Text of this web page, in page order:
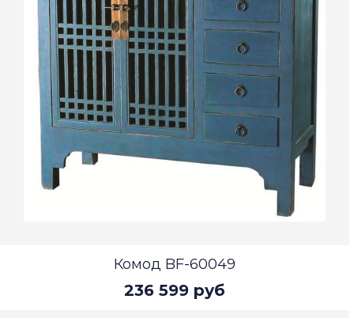
Комод BF-60049
236 599 руб